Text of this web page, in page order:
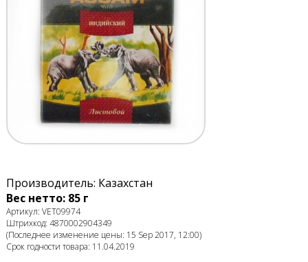
Производитель: Казахстан
Вес нетто: 85 г
Артикул: VET09974
Штрихкод: 4870002904349
(Последнее изменение цены: 15 Sep 2017, 12:00)
Срок годности товара: 11.04.2019